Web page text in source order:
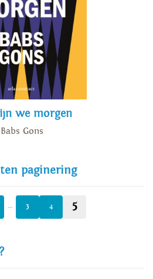
we morgen
Babs Gons
paginering
… 3 4 5